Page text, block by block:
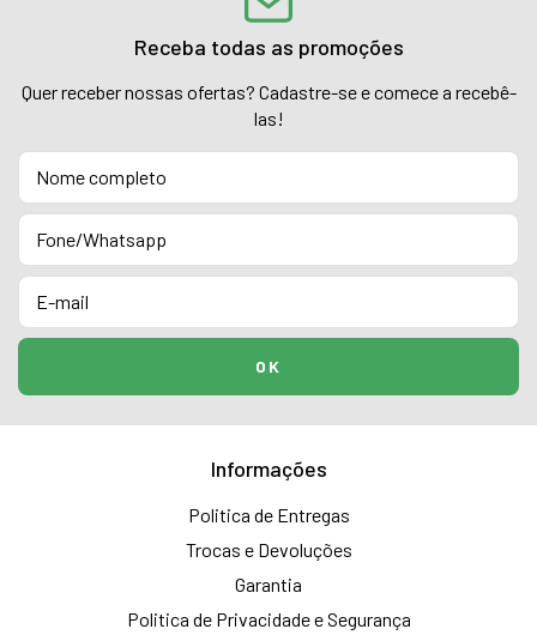
Receba todas as promoções
Quer receber nossas ofertas? Cadastre-se e comece a recebê-
las!
Informações
Politica de Entregas
Trocas e Devoluções
Garantia
Politica de Privacidade e Segurança